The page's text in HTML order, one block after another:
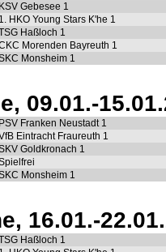
KSV Gebesee 1
1. HKO Young Stars K'he 1
Haßloch 1
Morenden Bayreuth 1
Monsheim 1
09.01.-
PSV Franken Neustadt 1
Eintracht Fraureuth 1
Goldkronach 1
Monsheim 1
16.01.-
Haßloch 1